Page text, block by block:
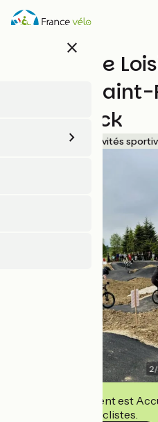
Aller
au
close
Station de
Combe
Pumptrack
Accueil Vélo Activités
2/
Cet établissement est
accueillir des cyclistes.